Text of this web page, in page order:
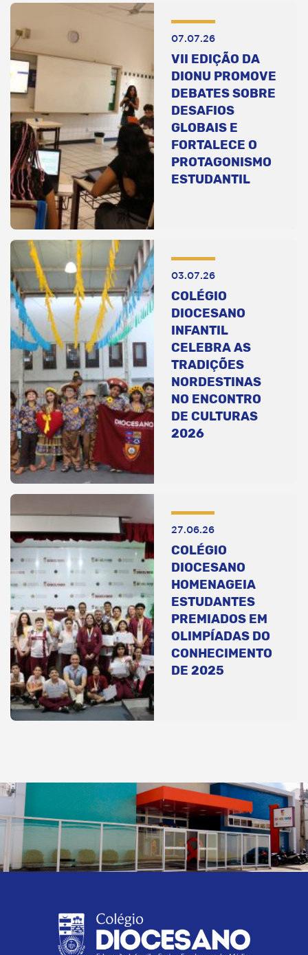
07.07.26
VII EDIÇÃO DA
DIONU PROMOVE
DEBATES SOBRE
DESAFIOS
GLOBAIS E
FORTALECE O
PROTAGONISMO
ESTUDANTIL
03.07.26
COLÉGIO
DIOCESANO
INFANTIL
CELEBRA AS
TRADIÇÕES
NORDESTINAS
NO ENCONTRO
DE CULTURAS
2026
27.06.26
COLÉGIO
DIOCESANO
HOMENAGEIA
ESTUDANTES
PREMIADOS EM
OLIMPÍADAS DO
CONHECIMENTO
DE 2025